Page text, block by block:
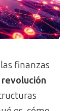
finanzas
revolución